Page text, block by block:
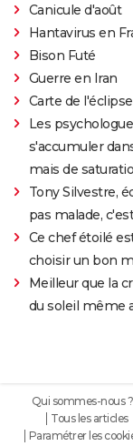
Canicule d'août
Hantavirus en
Bison Futé
Guerre en Iran
Carte de
Les
s'accumuler
mais de
Tony Silvestre,
pas malade,
Ce chef étoilé
choisir un bon
Meilleur que la
du soleil même
Qui sommes-nous ?
Tous les articles
Paramétrer les